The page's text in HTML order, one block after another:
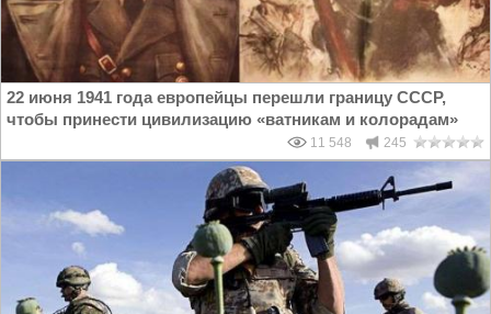
22 июня 1941 года европейцы перешли границу СССР,
чтобы принести цивилизацию «ватникам и колорадам»
11 548 245